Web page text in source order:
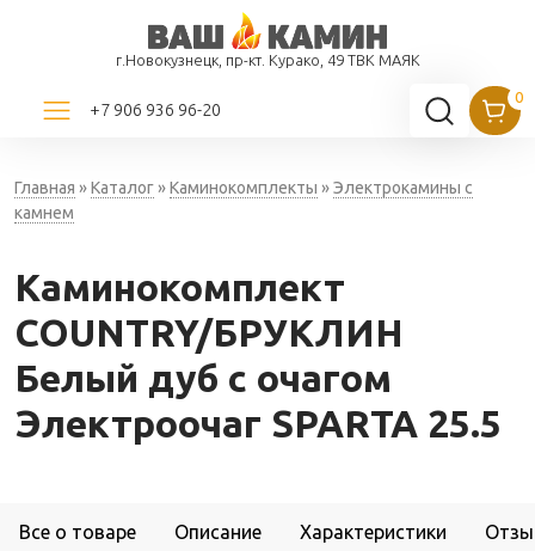
г.Новокузнецк, пр-кт. Курако, 49 ТВК МАЯК
+7 906 936 96-20
Главная »Каталог»Каминокомплекты »Электрокамины с
камнем
Каминокомплект
COUNTRY/БРУКЛИН
Белый дуб с очагом
Электроочаг SPARTA 25.5
Все о товаре Описание Характеристики